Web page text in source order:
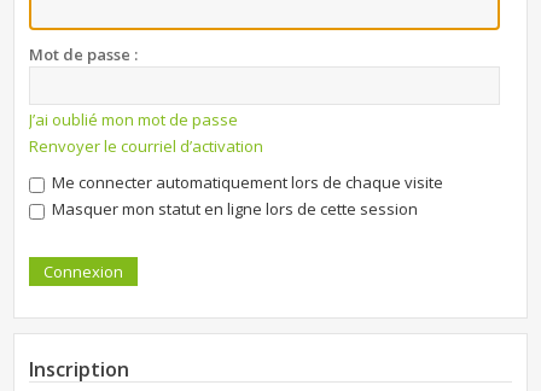
Mot de passe :
J’ai oublié mon mot de passe
Renvoyer le courriel d’activation
Me connecter automatiquement lors de chaque visite
Masquer mon statut en ligne lors de cette session
Inscription